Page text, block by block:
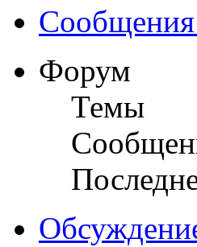
Сообщения
Форум
Темы